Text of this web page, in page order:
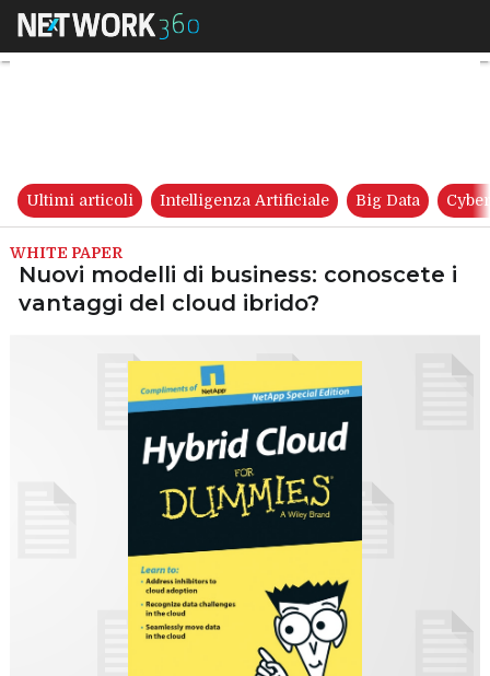
Nuovi modelli di business:
Ultimi articoli Intelligenza Artificiale Big Data
WHITE PAPER
Nuovi modelli di business: conoscete i
vantaggi del cloud ibrido?